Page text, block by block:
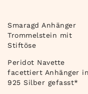
Smaragd Anhänger
Trommelstein mit
Stiftöse
Peridot Navette
facettiert Anhänger in
925 Silber gefasst*